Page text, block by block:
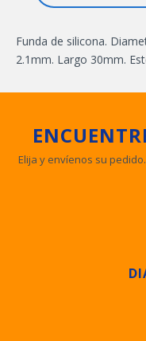
Funda de silicona.
2.1mm. Largo 30mm.
Elija y envíenos su